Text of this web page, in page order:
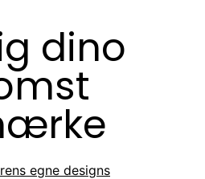
dino
egne designs